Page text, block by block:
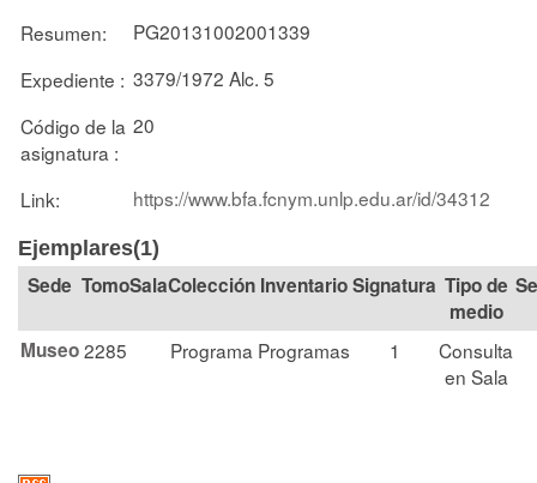
Resumen:
PG20131002001339
Expediente : 3379/1972 Alc. 5
Código de la
asignatura :
20
Link: https://www.bfa.fcnym.unlp.edu.ar/id/34312
Ejemplares(1)
TomoSalaColección Signatura Tipo de
medio
Museo2285 Programa Programas 1
Consulta
en Sala